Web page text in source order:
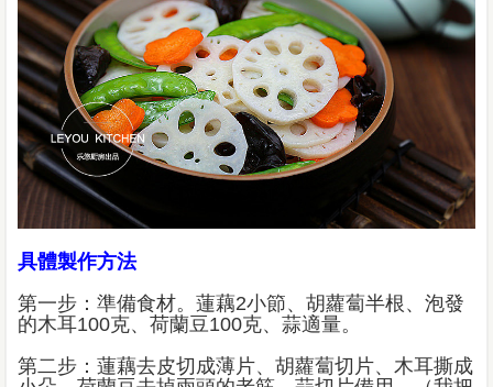
具體製作方法
第一步：準備食材。蓮藕2小節、胡蘿蔔半根、泡發
的木耳100克、荷蘭豆100克、蒜適量。
第二步：蓮藕去皮切成薄片、胡蘿蔔切片、木耳撕成